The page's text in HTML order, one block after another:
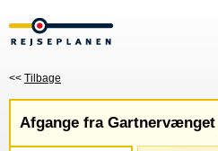
<< Tilbage
Afgange fra Gartnervænget